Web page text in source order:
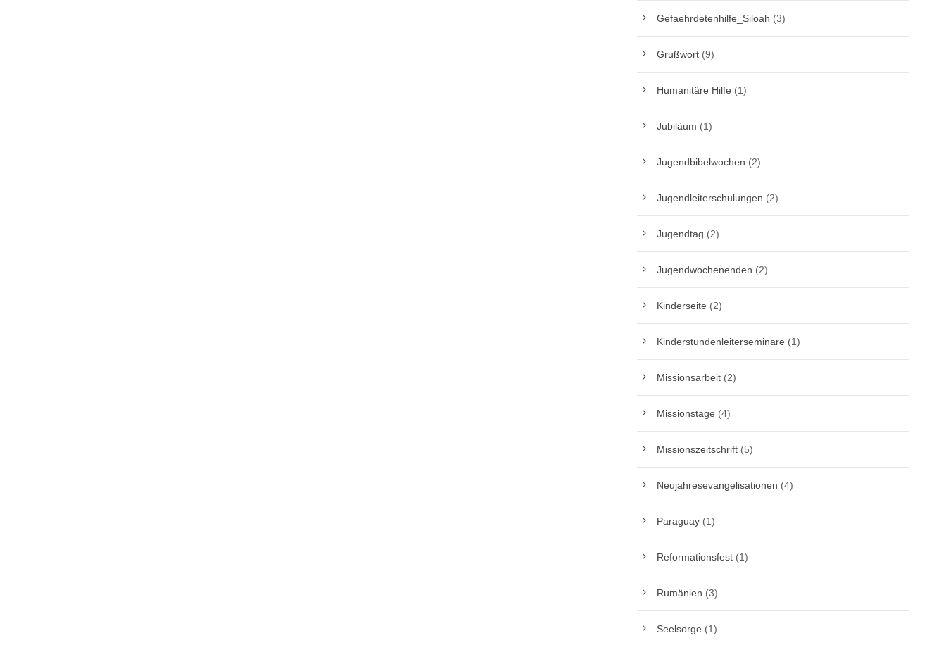
Gefaehrdetenhilfe_Siloah (3)
Grußwort (9)
Humanitäre Hilfe (1)
Jubiläum (1)
Jugendbibelwochen (2)
Jugendleiterschulungen (2)
Jugendtag (2)
Jugendwochenenden (2)
Kinderseite (2)
Kinderstundenleiterseminare (1)
Missionsarbeit (2)
Missionstage (4)
Missionszeitschrift (5)
Neujahresevangelisationen (4)
Paraguay (1)
Reformationsfest (1)
Rumänien (3)
Seelsorge (1)